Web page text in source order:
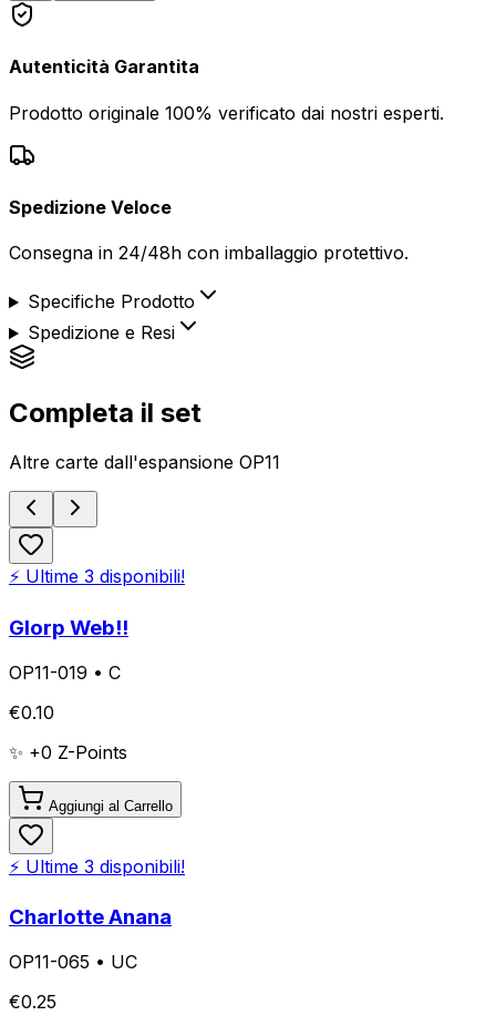
Autenticità Garantita
Prodotto originale 100% verificato dai nostri esperti.
Spedizione Veloce
Consegna in 24/48h con imballaggio protettivo.
Specifiche Prodotto
Spedizione e Resi
Completa il set
Altre carte dall'espansione OP11
⚡ Ultime 3 disponibili!
Glorp Web!!
OP11-019 • C
€0.10
✨ +0 Z-Points
Aggiungi al Carrello
⚡ Ultime 3 disponibili!
Charlotte Anana
OP11-065 • UC
€0.25